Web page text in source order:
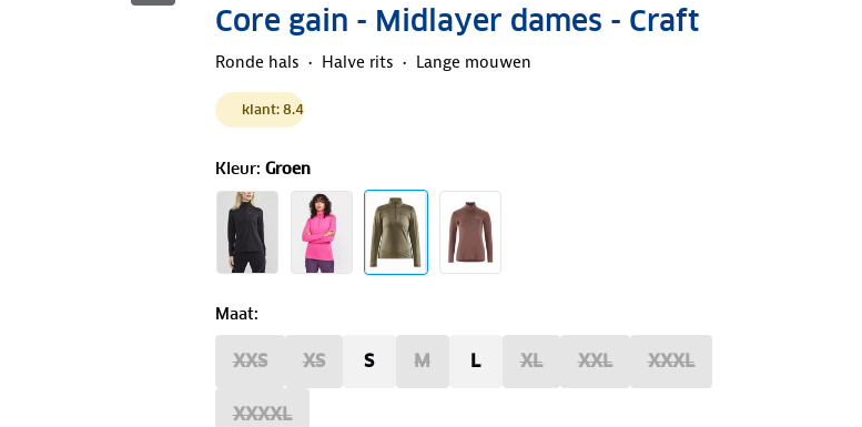
Core gain - Midlayer dames - Craft
Ronde hals Halve rits Lange mouwen
klant: 8.4
Kleur: Groen
Maat:
XXS XS S M L XL XXL XXXL
XXXXL